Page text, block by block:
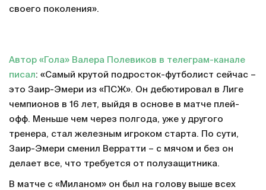
своего поколения».
Автор «Гола» Валера Полевиков в телеграм-канале
писал: «Самый крутой подросток-футболист сейчас –
это Заир-Эмери из «ПСЖ». Он дебютировал в Лиге
чемпионов в 16 лет, выйдя в основе в матче плей-
офф. Меньше чем через полгода, уже у другого
тренера, стал железным игроком старта. По сути,
Заир-Эмери сменил Верратти – с мячом и без он
делает все, что требуется от полузащитника.
В матче с «Миланом» он был на голову выше всех